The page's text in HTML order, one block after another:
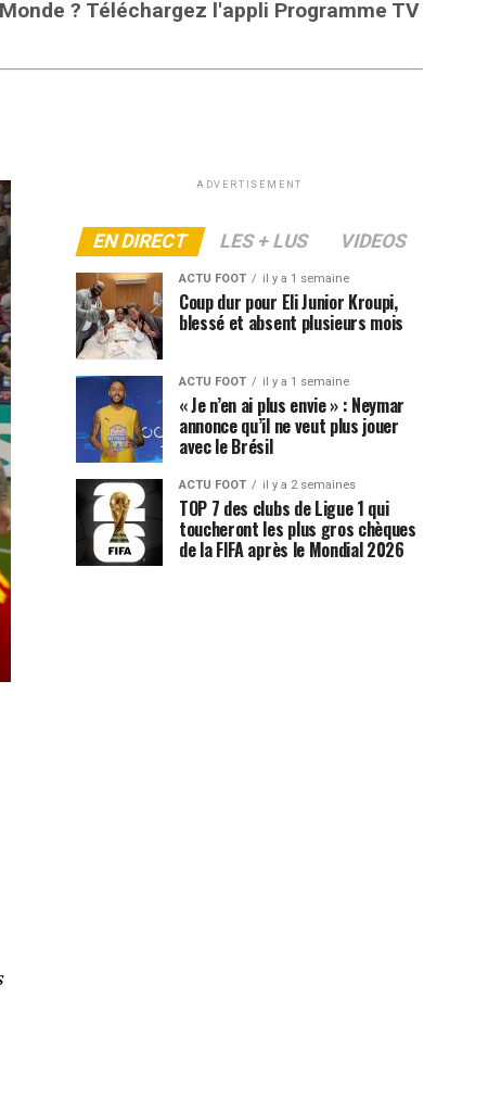
? Téléchargez l'appli Programme TV
ADVERTISEMENT
EN DIRECT LES + LUS VIDEOS
ACTU FOOT il y a 1 semaine
Coup dur pour Eli Junior Kroupi,
blessé et absent plusieurs mois
ACTU FOOT il y a 1 semaine
« Je n’en ai plus envie » : Neymar
annonce qu’il ne veut plus jouer
avec le Brésil
ACTU FOOT il y a 2 semaines
TOP 7 des clubs de Ligue 1 qui
toucheront les plus gros chèques
de la FIFA après le Mondial 2026